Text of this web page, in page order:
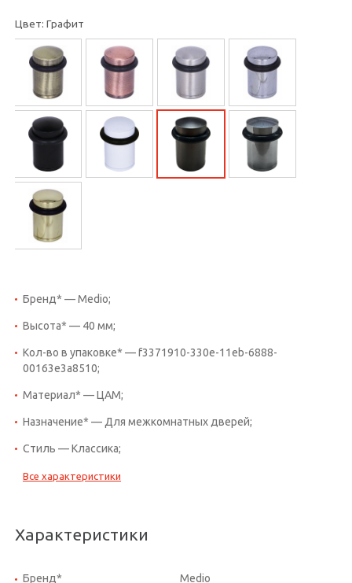
Цвет: Графит
Бренд* — Medio;
Высота* — 40 мм;
Кол-во в упаковке* — f3371910-330e-11eb-6888-
00163e3a8510;
Материал* — ЦАМ;
Назначение* — Для межкомнатных дверей;
Стиль — Классика;
Все характеристики
Характеристики
Бренд* Medio